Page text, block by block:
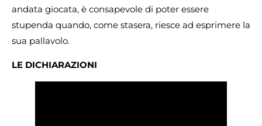
andata giocata, è consapevole di poter essere
stupenda quando, come stasera, riesce ad esprimere la
sua pallavolo.
LE DICHIARAZIONI